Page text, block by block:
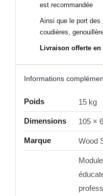
est recommandée
Ainsi que le port des
coudières,
Livraison offerte
Informations
Poids 15 kg
Dimensions 105 ×
Marque Wood